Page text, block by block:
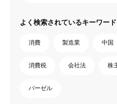
よく検索されているキーワード
消費 製造業 中国
消費税 会社法 株
バーゼル